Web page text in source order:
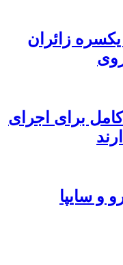
زائران
برای اجرای
و سایپا